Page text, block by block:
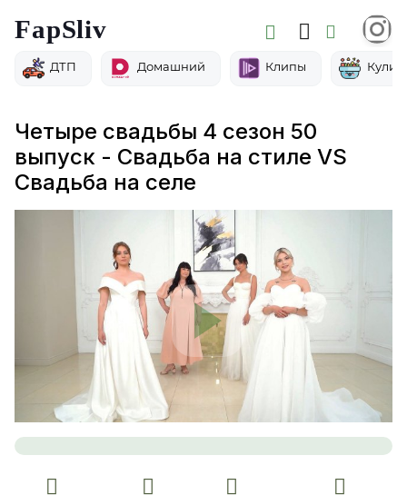
FapSliv
ДТП Домашний Клипы
Четыре свадьбы 4 сезон 50
выпуск - Свадьба на стиле VS
Свадьба на селе